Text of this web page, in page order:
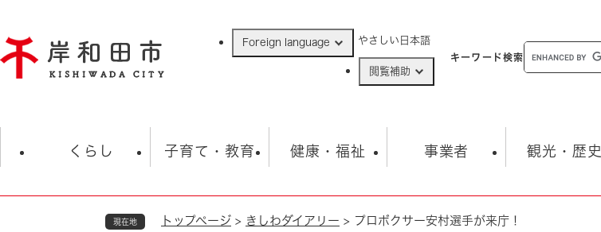
ジ
の
Foreign language やさしい日本語
閲覧補助
キーワード検索
くらし
住民票・戸籍
子育て・教育
学校 子育て
健康・福祉
福祉・健康・生活 生涯学習・スポーツ
事業者
入札・契約情報
観光・歴史
観光 観光スポット
市の概要 オープンデータ
現在地 トップページ > きしわダイアリー > プロボクサー安村選手が来庁！